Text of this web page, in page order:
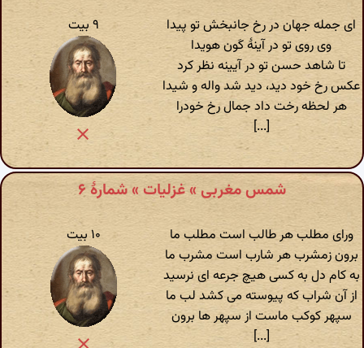
ای جمله جهان در رخ جانبخش تو پیدا‏
‏وی روی تو در آینۀ کَون هویدا‏
‏‏تا شاهد حسن تو در آیینه نظر کرد‏
‏عکس رخ خود دید، دید شد واله و شیدا
هر لحظه رخت داد جمال رخ خودرا
[...]
۹ بیت
شمس مغربی » غزلیات » شمارهٔ ۶
ورای مطلب هر طالب است مطلب ما
برون زمشرب هر شارب است مشرب ما
به کام دل به کسی هیچ جرعه ای نرسید
از آن شراب که پیوسته می کشد لب ما
سپهر کوکب ماست از سپهر ها برون
[...]
۱۰ بیت